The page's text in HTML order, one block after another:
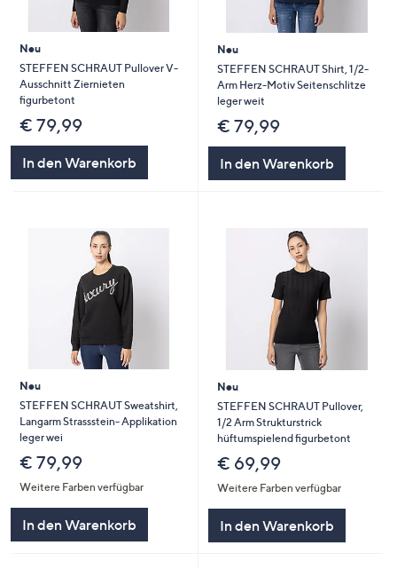
Neu
STEFFEN SCHRAUT Pullover V-
Ausschnitt Ziernieten
figurbetont
€ 79,99
In den Warenkorb
Neu
STEFFEN SCHRAUT Shirt, 1/2-
Arm Herz-Motiv Seitenschlitze
leger weit
€ 79,99
In den Warenkorb
Neu
STEFFEN SCHRAUT Sweatshirt,
Langarm Strassstein- Applikation
leger wei
€ 79,99
Weitere Farben verfügbar
In den Warenkorb
Neu
STEFFEN SCHRAUT Pullover,
1/2 Arm Strukturstrick
hüftumspielend figurbetont
€ 69,99
Weitere Farben verfügbar
In den Warenkorb